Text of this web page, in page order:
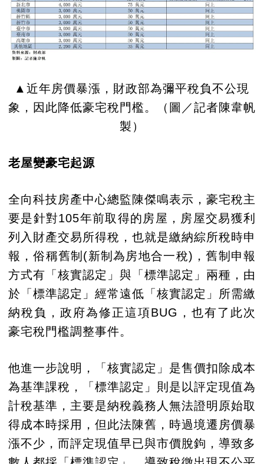
▲近年房價暴漲，財政部為彌平稅負不公現
象，因此降低豪宅稅門檻。（圖／記者陳韋帆
製）
老屋變豪宅起源
全向科技房產中心總監陳傑鳴表示，豪宅稅主
要是針對105年前取得的房屋，房屋交易獲利
列入財產交易所得稅，也就是繳納綜所稅時申
報，俗稱舊制(新制為房地合一稅)，舊制申報
方式有「核實認定」與「標準認定」兩種，由
於「標準認定」經常遠低「核實認定」所需繳
納稅負，政府為修正這項BUG，也有了此次
豪宅稅門檻調整事件。
他進一步說明，「核實認定」是售價扣除成本
為基準課稅，「標準認定」則是以評定現值為
計稅基準，主要是納稅義務人無法證明原始取
得成本時採用，但此法陳舊，時過境遷房價暴
漲不少，而評定現值早已與市價脫鉤，導致多